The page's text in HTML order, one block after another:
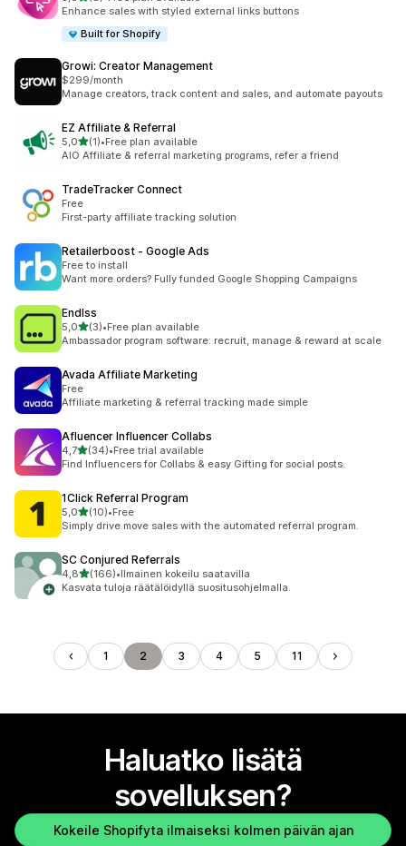
8 arvostelua yhteensä
Enhance sales with styled external links buttons
Built for Shopify
Growi: Creator Management
$299/month
Manage creators, track content and sales, and automate payouts
EZ Affiliate & Referral
5,0/ 5 tähteä
(1)
1 arvostelua yhteensä
•Free plan available
AIO Affiliate & referral marketing programs, refer a friend
TradeTracker Connect
Free
First-party affiliate tracking solution
Retailerboost ‑ Google Ads
Free to install
Want more orders? Fully funded Google Shopping Campaigns
Endlss
5,0/ 5 tähteä
(3)
3 arvostelua yhteensä
•Free plan available
Ambassador program software: recruit, manage & reward at scale
Avada Affiliate Marketing
Free
Affiliate marketing & referral tracking made simple
Afluencer Influencer Collabs
4,7/ 5 tähteä
(34)
34 arvostelua yhteensä
•Free trial available
Find Influencers for Collabs & easy Gifting for social posts.
1Click Referral Program
5,0/ 5 tähteä
(10)
10 arvostelua yhteensä
•Free
Simply drive move sales with the automated referral program.
SC Conjured Referrals
4,8/ 5 tähteä
(166)
166 arvostelua yhteensä
•Ilmainen kokeilu saatavilla
Kasvata tuloja räätälöidyllä suositusohjelmalla.
1 2 3 4 5 11
Haluatko lisätä
sovelluksen?
Kokeile Shopifyta ilmaiseksi kolmen päivän ajan